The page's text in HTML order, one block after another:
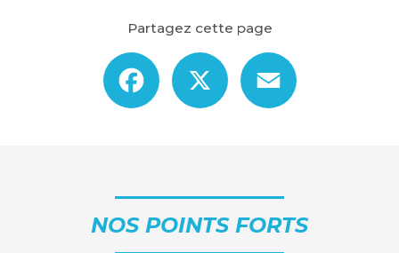
Partagez cette page
Facebook
NOS POINTS FORTS